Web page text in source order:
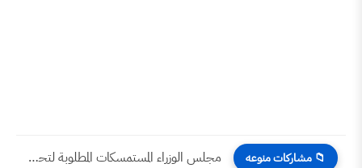
مجلس الوزراء المستمسكات المطلوبة لتحويل جنس العقار من زراعي الى...